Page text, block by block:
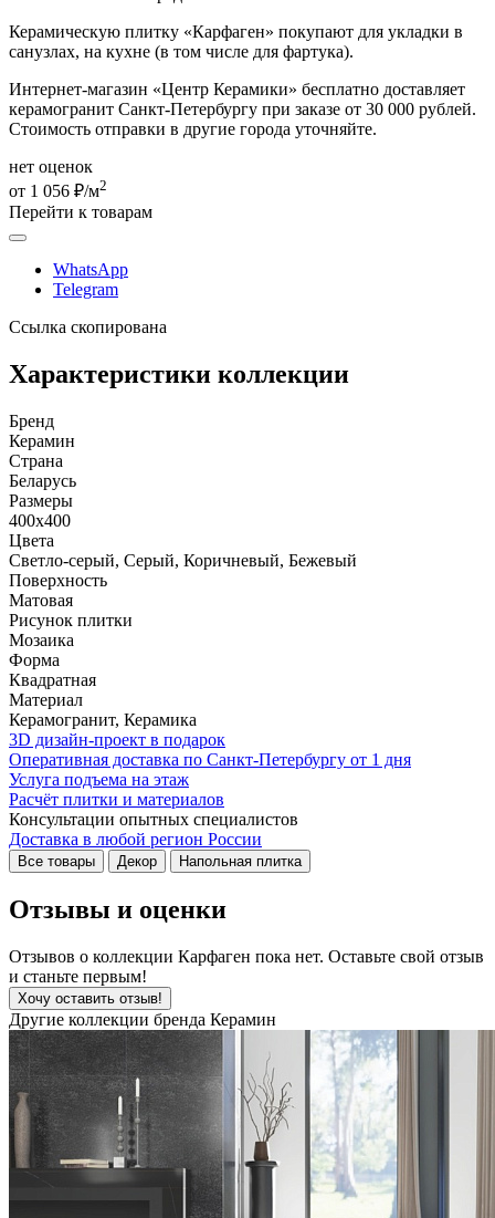
Керамическую плитку «Карфаген» покупают для укладки в
санузлах, на кухне (в том числе для фартука).
Интернет-магазин «Центр Керамики» бесплатно доставляет
керамогранит Санкт-Петербургу при заказе от 30 000 рублей.
Стоимость отправки в другие города уточняйте.
нет оценок
от 1 056 ₽/м2
Перейти к товарам
WhatsApp
Telegram
Ссылка скопирована
Характеристики коллекции
Бренд
Керамин
Страна
Беларусь
Размеры
400x400
Цвета
Светло-серый, Серый, Коричневый, Бежевый
Поверхность
Матовая
Рисунок плитки
Мозаика
Форма
Квадратная
Материал
Керамогранит, Керамика
3D дизайн-проект в подарок
Оперативная доставка по Санкт-Петербургу от 1 дня
Услуга подъема на этаж
Расчёт плитки и материалов
Консультации опытных специалистов
Доставка в любой регион России
Все товары Декор Напольная плитка
Отзывы и оценки
Отзывов о коллекции Карфаген пока нет. Оставьте свой отзыв
и станьте первым!
Хочу оставить отзыв!
Другие коллекции бренда Керамин